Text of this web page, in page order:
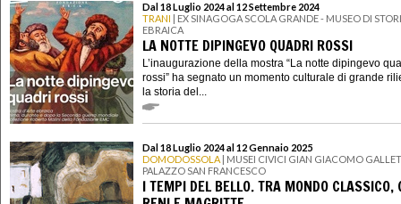
Dal 18 Luglio 2024 al 12 Settembre 2024
TRANI | EX SINAGOGA SCOLA GRANDE - MUSEO DI
EBRAICA
LA NOTTE DIPINGEVO QUADRI ROSSI
L’inaugurazione della mostra “La notte dipingevo
rossi” ha segnato un momento culturale di grande
la storia del...
Dal 18 Luglio 2024 al 12 Gennaio 2025
DOMODOSSOLA | MUSEI CIVICI GIAN GIACOMO
PALAZZO SAN FRANCESCO
I TEMPI DEL BELLO. TRA MONDO CLASSICO,